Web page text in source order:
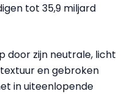
tot 35,9 miljard
door zijn neutrale, licht
en gebroken
in uiteenlopende